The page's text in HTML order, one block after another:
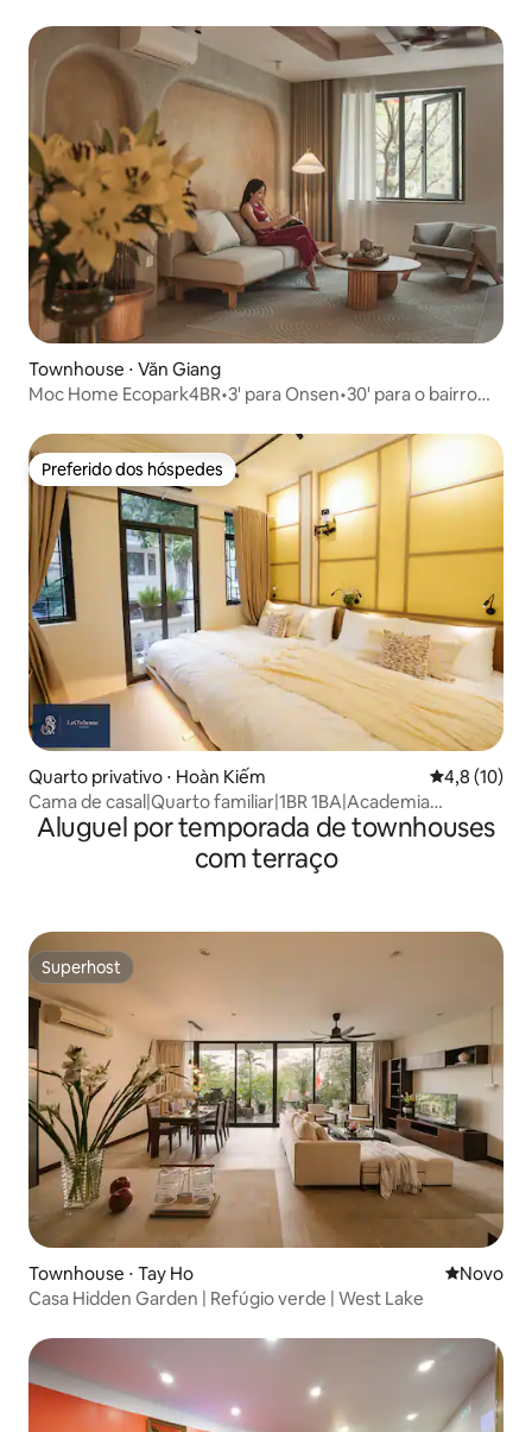
Townhouse ⋅ Văn Giang
Moc Home Ecopark4BR•3' para Onsen•30' para o bairro
Preferido dos hóspedes
Preferido dos hóspedes
Quarto privativo ⋅ Hoàn Kiếm 4,8 de uma
4,8 (10)
Cama de casal|Quarto familiar|1BR 1BA|Academia
privada|HNOldQuater
Aluguel por temporada de townhouses
com terraço
Superhost
Superhost
Townhouse ⋅ Tay Ho Novo
Novo
Casa Hidden Garden | Refúgio verde | West Lake